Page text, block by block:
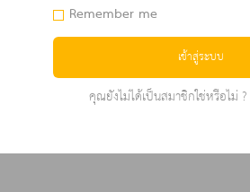
Remember me
เข้าสู่ระบบ
คุณยังไม่ได้เป็นสมาชิกใช่หรือไม่ ?